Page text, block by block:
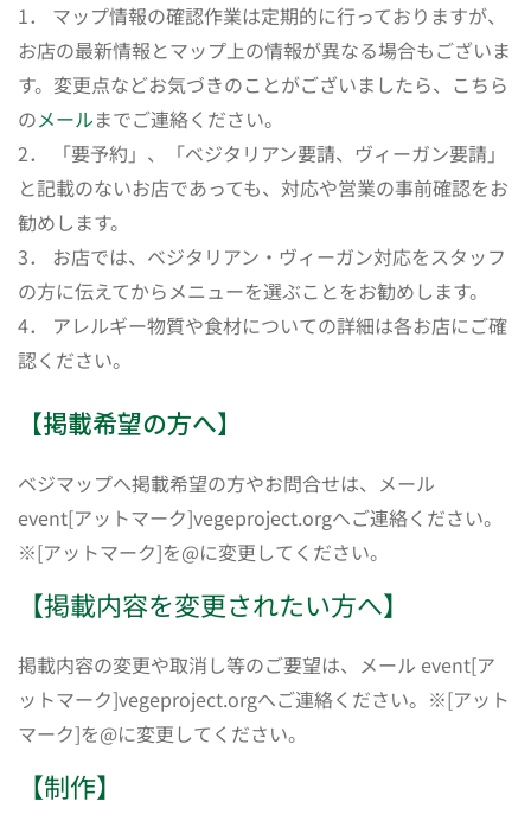
1． マップ情報の確認作業は定期的に行っておりますが、
お店の最新情報とマップ上の情報が異なる場合もございま
す。変更点などお気づきのことがございましたら、こちら
のメールまでご連絡ください。
2． 「要予約」、「ベジタリアン要請、ヴィーガン要請」
と記載のないお店であっても、対応や営業の事前確認をお
勧めします。
3． お店では、ベジタリアン・ヴィーガン対応をスタッフ
の方に伝えてからメニューを選ぶことをお勧めします。
4． アレルギー物質や食材についての詳細は各お店にご確
認ください。
【掲載希望の方へ】
ベジマップへ掲載希望の方やお問合せは、メール
event[アットマーク]vegeproject.orgへご連絡ください。
※[アットマーク]を@に変更してください。
【掲載内容を変更されたい方へ】
掲載内容の変更や取消し等のご要望は、メール event[ア
ットマーク]vegeproject.orgへご連絡ください。※[アット
マーク]を@に変更してください。
【制作】